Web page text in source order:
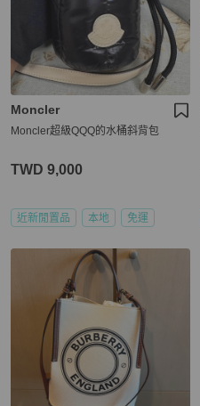
Moncler
Moncler超級QQQ的水桶斜背包
TWD 9,000
近新閒置品 本地 免運